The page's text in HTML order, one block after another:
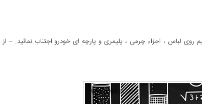
لباس ، اجزاء چرمی ، پلیمری و پارچه ای خودرو اجتناب نمائید.